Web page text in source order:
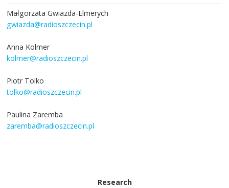
Małgorzata Gwiazda-Elmerych
gwiazda@radioszczecin.pl
Anna Kolmer
kolmer@radioszczecin.pl
Piotr Tolko
tolko@radioszczecin.pl
Paulina Zaremba
zaremba@radioszczecin.pl
Research